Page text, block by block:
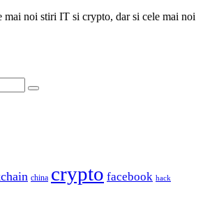
mai noi stiri IT si crypto, dar si cele mai noi
china crypto facebook hack